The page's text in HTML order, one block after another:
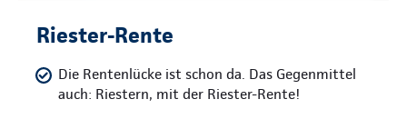
Riester-Rente
Die Rentenlücke ist schon da. Das Gegenmittel
auch: Riestern, mit der Riester-Rente!